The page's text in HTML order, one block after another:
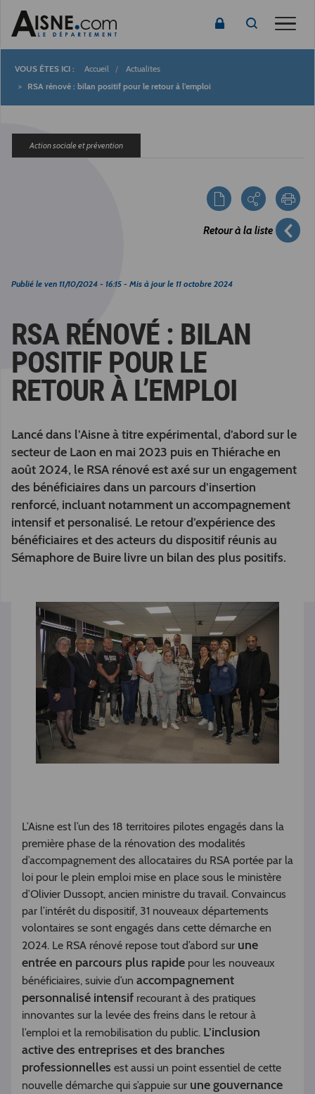
Fil
Accueil
Actualites
RSA rénové : bilan positif pour le retour à l’emploi
Action sociale et prévention
Retour à la liste
Publié le ven 11/10/2024 - 16:15 - Mis à jour le 11 octobre 2024
RSA RÉNOVÉ : BILAN
POSITIF POUR LE
RETOUR À L’EMPLOI
Lancé dans l’Aisne à titre expérimental, d’abord sur le
secteur de Laon en mai 2023 puis en Thiérache en
août 2024, le RSA rénové est axé sur un engagement
des bénéficiaires dans un parcours d’insertion
renforcé, incluant notamment un accompagnement
intensif et personalisé. Le retour d’expérience des
bénéficiaires et des acteurs du dispositif réunis au
Sémaphore de Buire livre un bilan des plus positifs.
L’Aisne est l’un des 18 territoires pilotes engagés dans la
première phase de la rénovation des modalités
d’accompagnement des allocataires du RSA portée par la
loi pour le plein emploi mise en place sous le ministère
d’Olivier Dussopt, ancien ministre du travail. Convaincus
par l’intérêt du dispositif, 31 nouveaux départements
volontaires se sont engagés dans cette démarche en
2024. Le RSA rénové repose tout d’abord sur une
entrée en parcours plus rapide pour les nouveaux
bénéficiaires, suivie d’un accompagnement
personnalisé intensif recourant à des pratiques
innovantes sur la levée des freins dans le retour à
l’emploi et la remobilisation du public. L’inclusion
active des entreprises et des branches
professionnelles est aussi un point essentiel de cette
nouvelle démarche qui s’appuie sur une gouvernance